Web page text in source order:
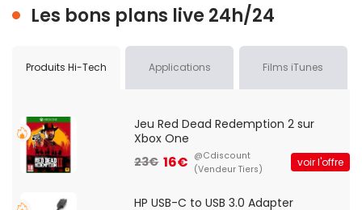
Les bons plans live 24h/24
Produits Hi-Tech Applications Films iTunes
Jeu Red Dead Redemption 2 sur
Xbox One
23€ 16€ @Cdiscount
(Vendeur Tiers)
voir l'offre
HP USB-C to USB 3.0 Adapter